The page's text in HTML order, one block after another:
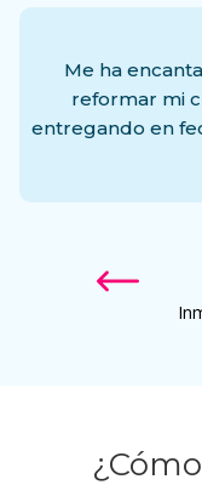
Me ha
reformar mi
entregando en
¿Cómo